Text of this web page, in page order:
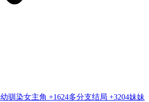
驯染女主角 +1624多分支结局 +3204妹妹